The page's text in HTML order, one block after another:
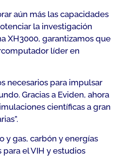
aún más las capacidades
la investigación
XH3000, garantizamos que
líder en
necesarios para impulsar
Gracias a Eviden, ahora
científicas a gran
”.
y gas, carbón y energías
el VIH y estudios